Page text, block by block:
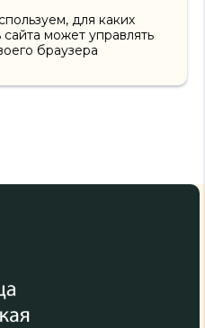
для каких
может управлять
браузера